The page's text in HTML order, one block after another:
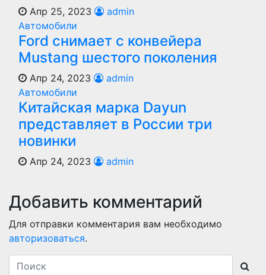
Апр 25, 2023
admin
Автомобили
Ford снимает с конвейера
Mustang шестого поколения
Апр 24, 2023
admin
Автомобили
Китайская марка Dayun
представляет в России три
новинки
Апр 24, 2023 admin
Добавить комментарий
Для отправки комментария вам необходимо
авторизоваться.